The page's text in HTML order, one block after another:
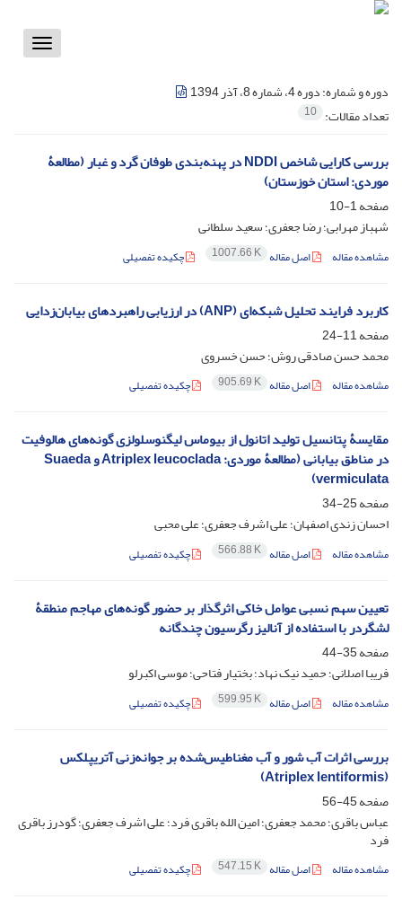
Toggle
دوره و شماره:دوره 4، شماره 8، آذر 1394
تعداد مقالات: 10
بررسی کارایی شاخص NDDI در پهنه‌بندی طوفان گرد و غبار (مطالعۀ
موردی: استان خوزستان)
صفحه1-10
شهباز مهرابی؛ رضا جعفری؛ سعید سلطانی
مشاهده مقاله اصل مقاله 1007.66 K چکیده تفصیلی
کاربرد فرایند تحلیل شبکه‌ای (ANP) در ارزیابی راهبردهای بیابان‌زدایی
صفحه11-24
محمد حسن صادقی روش؛ حسن خسروی
مشاهده مقاله اصل مقاله 905.69 K چکیده تفصیلی
مقایسۀ پتانسیل تولید اتانول از بیوماس لیگنوسلولزی گونه‌های‌ هالوفیت
در مناطق بیابانی (مطالعۀ موردی: Atriplex leucoclada و Suaeda
vermiculata)
صفحه25-34
احسان زندی اصفهان؛ علی اشرف جعفری؛ علی محبی
مشاهده مقاله اصل مقاله 566.88 K چکیده تفصیلی
تعیین سهم نسبی عوامل خاکی اثرگذار بر حضور گونه‌های مهاجم منطقۀ
لشگردر با استفاده از آنالیز رگرسیون چندگانه
صفحه35-44
فریبا اصلانی؛ حمید نیک نهاد؛ بختیار فتاحی؛ موسی اکبرلو
مشاهده مقاله اصل مقاله 599.95 K چکیده تفصیلی
بررسی اثرات آب شور و آب مغناطیس‌شده بر جوانه‌زنی آتریپلکس
(Atriplex lentiformis)
صفحه45-56
عباس باقری؛ محمد جعفری؛ امین الله باقری فرد؛ علی اشرف جعفری؛ گودرز باقری
فرد
مشاهده مقاله اصل مقاله 547.15 K چکیده تفصیلی